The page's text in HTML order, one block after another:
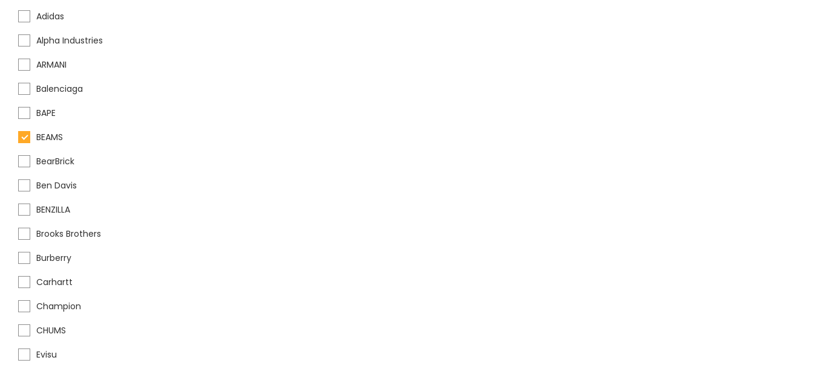
Adidas
Alpha Industries
ARMANI
Balenciaga
BAPE
BEAMS
BearBrick
Ben Davis
BENZILLA
Brooks Brothers
Burberry
Carhartt
Champion
CHUMS
Evisu